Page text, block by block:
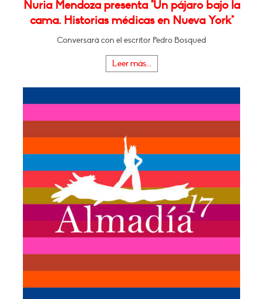
Nuria Mendoza presenta "Un pájaro bajo la
cama. Historias médicas en Nueva York"
Conversará con el escritor Pedro Bosqued
Leer más...